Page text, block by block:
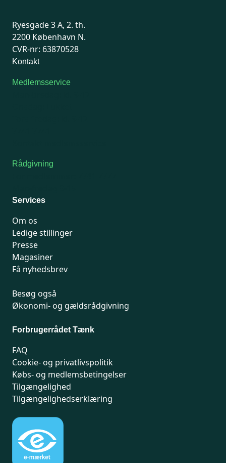
Ryesgade 3 A, 2. th.
2200 København N.
CVR-nr: 63870528
Kontakt
Medlemsservice
Rådgivning
Services
Om os
Ledige stillinger
Presse
Magasiner
Få nyhedsbrev
Besøg også
Økonomi- og gældsrådgivning
Forbrugerrådet Tænk
FAQ
Cookie- og privatlivspolitik
Købs- og medlemsbetingelser
Tilgængelighed
Tilgængelighedserklæring